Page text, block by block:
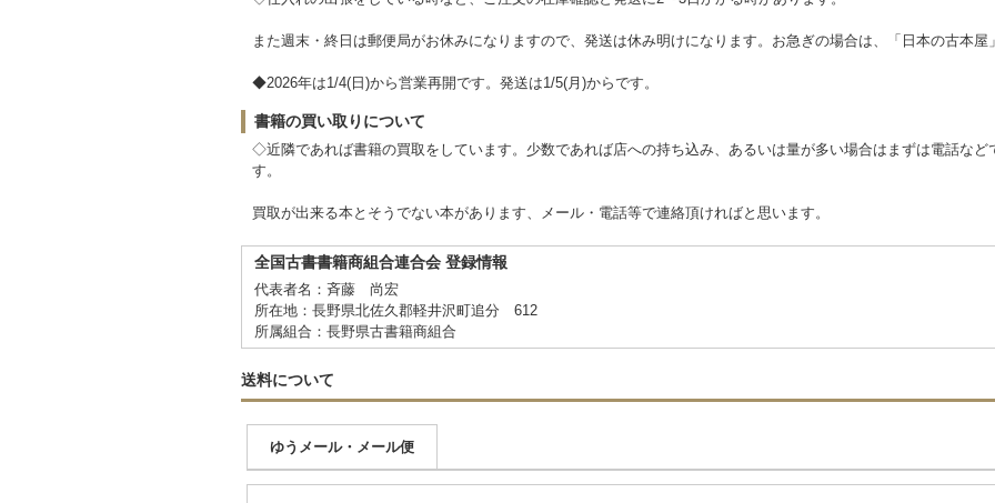
また週末・終日は郵便局がお休みになりますので、発送は休み明けになります。お急ぎの場合は、「日本の古本屋
◆2026年は1/4(日)から営業再開です。発送は1/5(月)からです。
書籍の買い取りについて
◇近隣であれば書籍の買取をしています。少数であれば店への持ち込み、あるいは量が多い場合はまずは電話など
す。
買取が出来る本とそうでない本があります、メール・電話等で連絡頂ければと思います。
全国古書書籍商組合連合会 登録情報
代表者名：斉藤 尚宏
所在地：長野県北佐久郡軽井沢町追分 612
所属組合：長野県古書籍商組合
送料について
ゆうメール・メール便